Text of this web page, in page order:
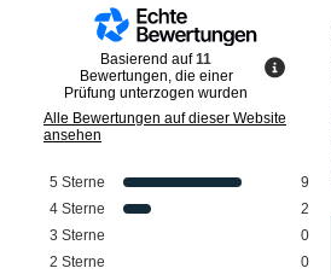
Basierend auf11
Bewertungen, die einer
Prüfung unterzogen wurden
Alle Bewertungen auf dieser Website
ansehen
5 Sterne
9
4 Sterne
2
3 Sterne
0
2 Sterne
0